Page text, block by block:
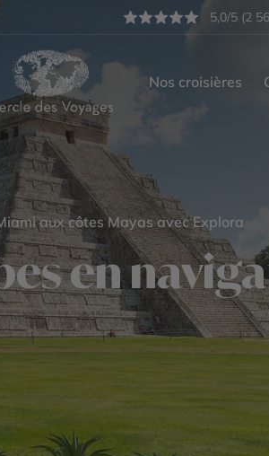
5,0/5 (2
Nos croisières
aux côtes Mayas avec Explora
en